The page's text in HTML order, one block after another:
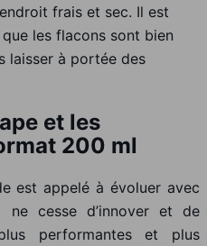
frais et sec. Il est
les flacons sont bien
laisser à portée des
et les
200 ml
est appelé à évoluer avec
ne cesse d’innover et de
performantes et plus